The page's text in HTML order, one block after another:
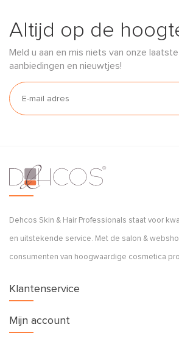
Altijd op de
Meld u aan en mis niets van onze
aanbiedingen en nieuwtjes!
Dehcos Skin & Hair Professionals staat voor
en uitstekende service. Met de salon &
consumenten van hoogwaardige cosmetica
Klantenservice
Mijn account